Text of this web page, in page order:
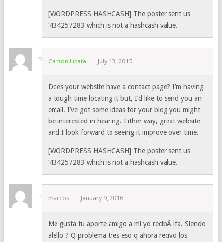
[WORDPRESS HASHCASH] The poster sent us
‘434257283 which is not a hashcash value.
Carson Licata July 13, 2015
Does your website have a contact page? I’m having
a tough time locating it but, I’d like to send you an
email. I’ve got some ideas for your blog you might
be interested in hearing. Either way, great website
and I look forward to seeing it improve over time.
[WORDPRESS HASHCASH] The poster sent us
‘434257283 which is not a hashcash value.
marcos January 9, 2016
Me gusta tu aporte amigo a mi yo recibÃ­ ifa. Siendo
alello ? Q problema tres eso q ahora recivo los